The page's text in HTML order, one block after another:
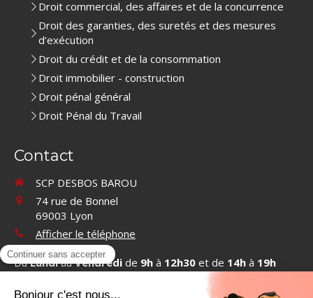
Droit commercial, des affaires et de la concurrence
Droit des garanties, des suretés et des mesures
d’exécution
Droit du crédit et de la consommation
Droit immobilier - construction
Droit pénal général
Droit Pénal du Travail
Contact
SCP DESBOS BAROU
74 rue de Bonnel
69003 Lyon
Afficher le téléphone
DuLundiauVendredi de 9h à 12h30 et de 14h à 19h
Contacter SCP DESBOS BAROU